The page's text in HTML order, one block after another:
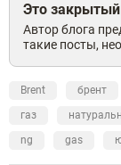
Это закрытый
Автор блога
такие посты,
Brent брент
газ
ng
gas